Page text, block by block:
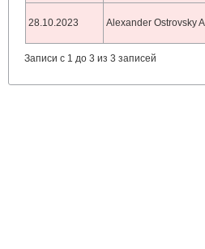
28.10.2023 Alexander Ostrovsky
Записи с 1 до 3 из 3 записей